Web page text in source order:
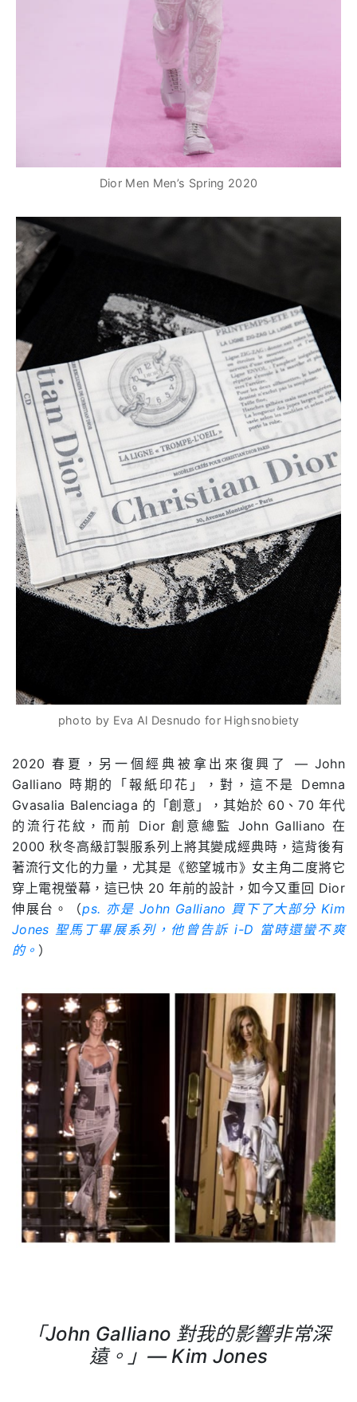
Dior Men Men’s Spring 2020
photo by Eva Al Desnudo for Highsnobiety
2020春夏，另一個經典被拿出來復興了 — John
Galliano 時期的「報紙印花」，對，這不是
Demna
Gvasalia Balenciaga 的「創意」，其始於 60 、70 年代
的流行花紋，而前 Dior創意總監 John Galliano 在
2000秋冬高級訂製服系列上將其變成經典時，這背後有
著流行文化的力量，尤其是《慾望城市》女主角二度將它
穿上電視螢幕，這已快 20年前的設計，如今又重回 Dior
伸展台。（ps. 亦是 John Galliano 買下了大部分 Kim
Jones 聖馬丁畢展系列，他曾告訴 i-D 當時還蠻不爽
的。 ）
「John Galliano 對我的影響非常深
遠。」 — Kim Jones